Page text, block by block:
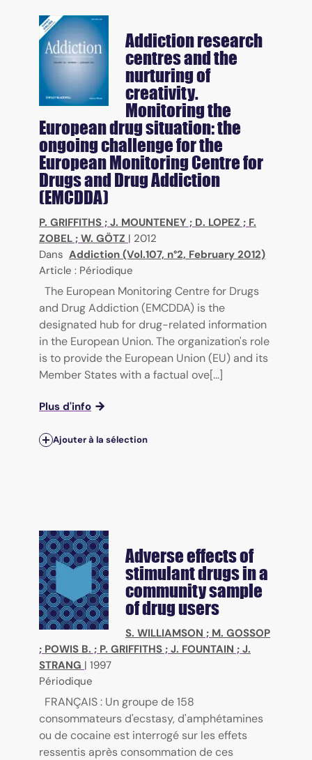
Addiction research
centres and the
nurturing of
creativity.
Monitoring the
European drug situation: the
ongoing challenge for the
European Monitoring Centre for
Drugs and Drug Addiction
(EMCDDA)
P. GRIFFITHS ; J. MOUNTENEY ; D. LOPEZ ; F.
ZOBEL ; W. GÖTZ | 2012
Dans Addiction (Vol.107, n°2, February 2012)
Article : Périodique
The European Monitoring Centre for Drugs
and Drug Addiction (EMCDDA) is the
designated hub for drug-related information
in the European Union. The organization's role
is to provide the European Union (EU) and its
Member States with a factual ove[...]
Plus d'info
Ajouter à la sélection
Adverse effects of
stimulant drugs in a
community sample
of drug users
S. WILLIAMSON ; M. GOSSOP
; POWIS B. ; P. GRIFFITHS ; J. FOUNTAIN ; J.
STRANG | 1997
Périodique
FRANÇAIS : Un groupe de 158
consommateurs d'ecstasy, d'amphétamines
ou de cocaine est interrogé sur les effets
ressentis après consommation de ces